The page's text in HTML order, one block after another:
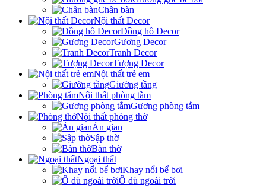
Chân bàn
Nội thất Decor
Đồng hồ Decor
Gương Decor
Tranh Decor
Tượng Decor
Nội thất trẻ em
Giường tầng
Nội thất phòng tắm
Gương phòng tắm
Nội thất phòng thờ
Án gian
Sập thờ
Bàn thờ
Ngoại thất
Khay nổi bể bơi
Ô dù ngoài trời